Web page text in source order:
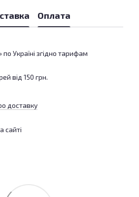
Оплата
Україні згідно тарифам
від 150 грн.
доставку
сайті